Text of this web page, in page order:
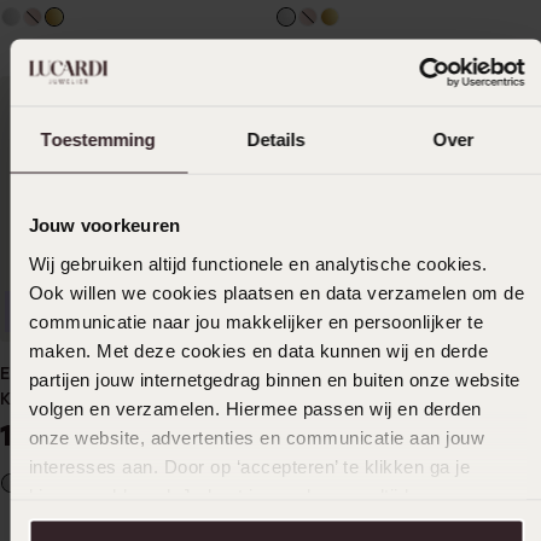
Toestemming Details Over
Jouw voorkeuren
Wij gebruiken altijd functionele en analytische cookies.
Ook willen we cookies plaatsen en data verzamelen om de
communicatie naar jou makkelijker en persoonlijker te
maken. Met deze cookies en data kunnen wij en derde
partijen jouw internetgedrag binnen en buiten onze website
volgen en verzamelen. Hiermee passen wij en derden
onze website, advertenties en communicatie aan jouw
interesses aan. Door op ‘accepteren’ te klikken ga je
aanpassen. Lees er meer over in onscookiebeleid.
Edelstahlring Mesh mit
Kristall
19
Edelstahlring aus
vergoldetem Mesh mit
Kristall
19
Nachhaltig